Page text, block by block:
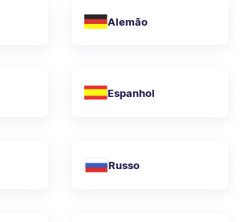
Alemão
Espanhol
Russo